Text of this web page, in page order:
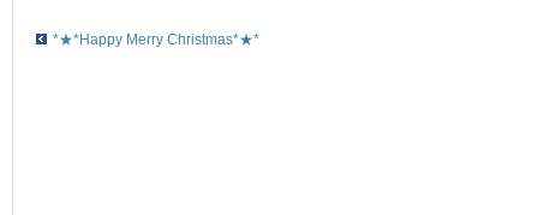
*★*Happy Merry Christmas*★*